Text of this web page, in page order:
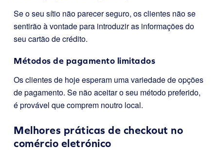
Se o seu sítio não parecer seguro, os clientes não se
sentirão à vontade para introduzir as informações do
seu cartão de crédito.
Métodos de pagamento limitados
Os clientes de hoje esperam uma variedade de opções
de pagamento. Se não aceitar o seu método preferido,
é provável que comprem noutro local.
Melhores práticas de checkout no
comércio eletrónico